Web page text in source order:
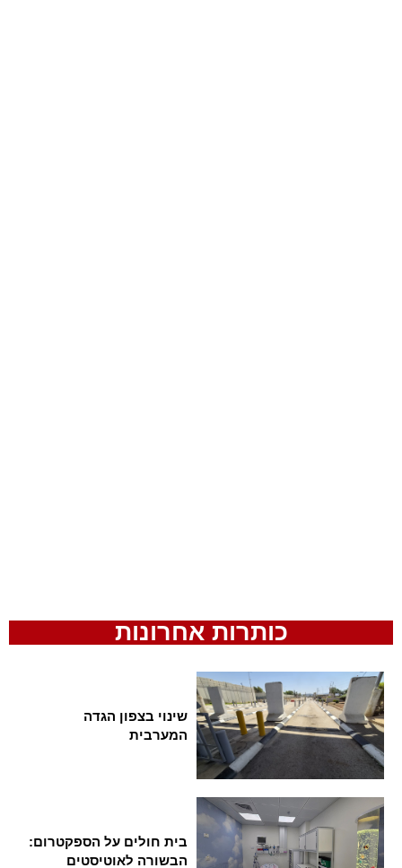
כותרות אחרונות
שינוי בצפון הגדה
המערבית
בית חולים על הספקטרום:
הבשורה לאוטיסטים